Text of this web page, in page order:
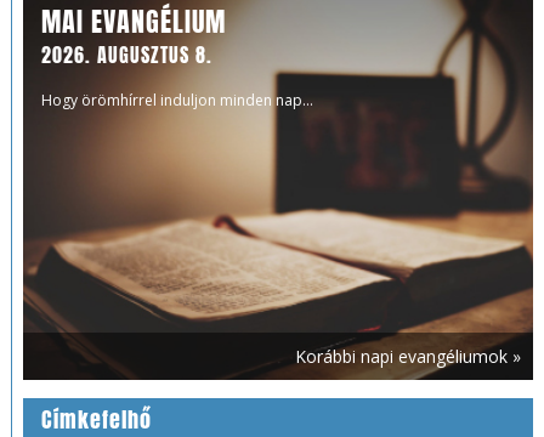
MAI EVANGÉLIUM
2026. AUGUSZTUS 8.
Hogy örömhírrel induljon minden nap...
Korábbi napi evangéliumok »
Címkefelhő